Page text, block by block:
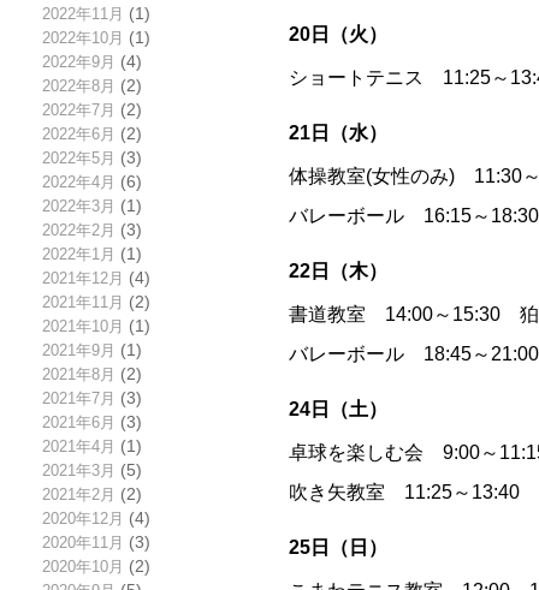
2022年11月 (1)
2022年10月 (1)
2022年9月 (4)
2022年8月 (2)
2022年7月 (2)
2022年6月 (2)
2022年5月 (3)
2022年4月 (6)
2022年3月 (1)
2022年2月 (3)
2022年1月 (1)
2021年12月 (4)
2021年11月 (2)
2021年10月 (1)
2021年9月 (1)
2021年8月 (2)
2021年7月 (3)
2021年6月 (3)
2021年4月 (1)
2021年3月 (5)
2021年2月 (2)
2020年12月 (4)
2020年11月 (3)
2020年10月 (2)
20日（火）
ショートテニス 11:25～
21日（水）
体操教室(女性のみ) 11:30
バレーボール 16:15～
22日（木）
書道教室 14:00～15:30 狛
バレーボール 18:45～
24日（土）
卓球を楽しむ会 9:00～
吹き矢教室 11:25～13:40
25日（日）